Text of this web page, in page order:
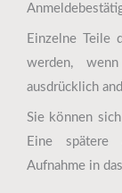
Einzelne Teile
werden,
ausdrücklich
Sie können
Eine spätere
Aufnahme in